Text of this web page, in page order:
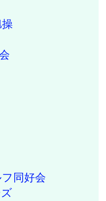
同好会